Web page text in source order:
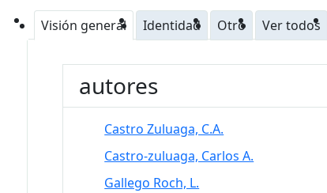
Visión general Identidad Otro Ver todos
autores
Castro Zuluaga, C.A.
Castro-zuluaga, Carlos A.
Gallego Roch, L.